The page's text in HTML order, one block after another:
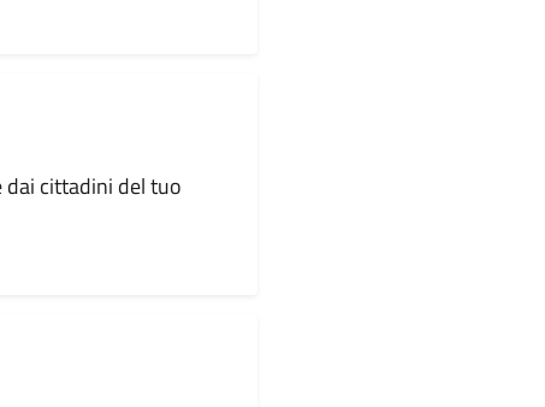
dai cittadini del tuo